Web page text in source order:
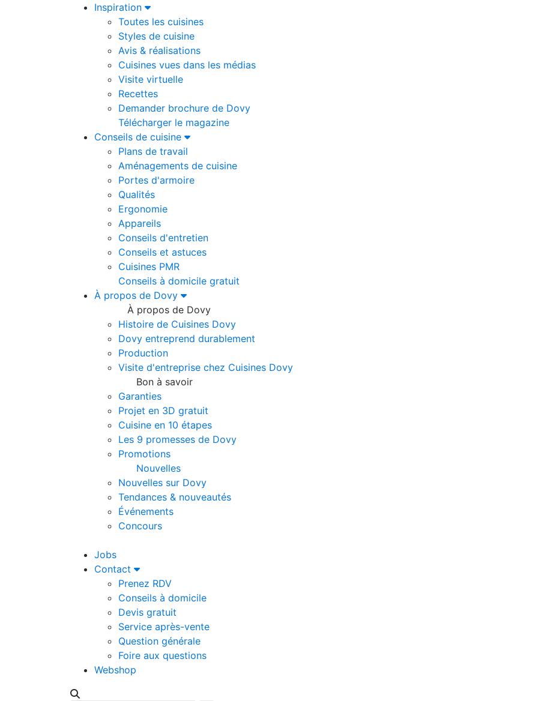
Inspiration
Toutes les cuisines
Styles de cuisine
Avis & réalisations
Cuisines vues dans les médias
Visite virtuelle
Recettes
Demander brochure de Dovy
Télécharger le magazine
Conseils de cuisine
Plans de travail
Aménagements de cuisine
Portes d'armoire
Qualités
Ergonomie
Appareils
Conseils d'entretien
Conseils et astuces
Cuisines PMR
Conseils à domicile gratuit
À propos de Dovy
À propos de Dovy
Histoire de Cuisines Dovy
Dovy entreprend durablement
Production
Visite d'entreprise chez Cuisines Dovy
Bon à savoir
Garanties
Projet en 3D gratuit
Cuisine en 10 étapes
Les 9 promesses de Dovy
Promotions
Nouvelles
Nouvelles sur Dovy
Tendances & nouveautés
Événements
Concours
Jobs
Contact
Prenez RDV
Conseils à domicile
Devis gratuit
Service après-vente
Question générale
Foire aux questions
Webshop